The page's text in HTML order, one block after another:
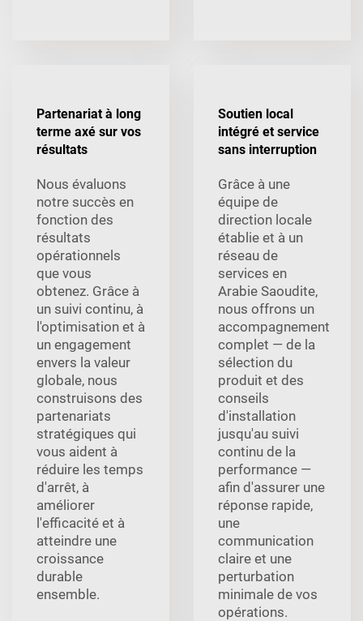
Partenariat à long
terme axé sur vos
résultats
Nous évaluons
notre succès en
fonction des
résultats
opérationnels
que vous
obtenez. Grâce à
un suivi continu, à
l'optimisation et à
un engagement
envers la valeur
globale, nous
construisons des
partenariats
stratégiques qui
vous aident à
réduire les temps
d'arrêt, à
améliorer
l'efficacité et à
atteindre une
croissance
durable
ensemble.
Soutien local
intégré et service
sans interruption
Grâce à une
équipe de
direction locale
établie et à un
réseau de
services en
Arabie Saoudite,
nous offrons un
accompagnement
complet — de la
sélection du
produit et des
conseils
d'installation
jusqu'au suivi
continu de la
performance —
afin d'assurer une
réponse rapide,
une
communication
claire et une
perturbation
minimale de vos
opérations.